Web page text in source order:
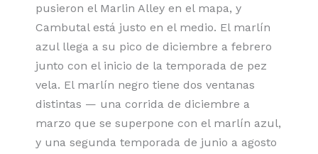
pusieron el Marlin Alley en el mapa, y
Cambutal está justo en el medio. El marlín
azul llega a su pico de diciembre a febrero
junto con el inicio de la temporada de pez
vela. El marlín negro tiene dos ventanas
distintas — una corrida de diciembre a
marzo que se superpone con el marlín azul,
y una segunda temporada de junio a agosto